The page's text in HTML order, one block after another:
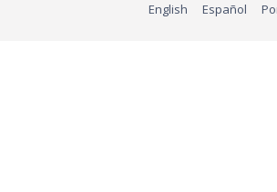
English Español